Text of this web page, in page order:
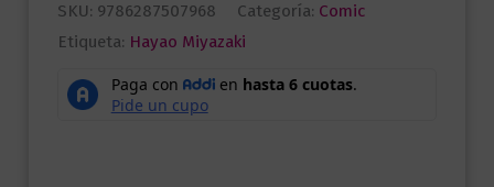
SKU: 9786287507968 Categoría: Comic
Etiqueta: Hayao Miyazaki